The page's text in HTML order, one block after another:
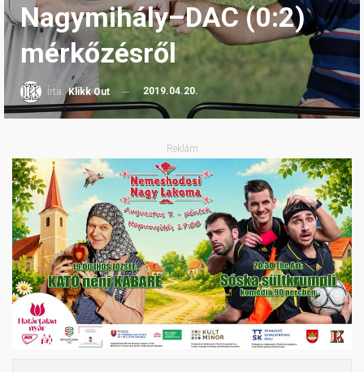
Nagymihály–DAC (0:2)
mérkőzésről
Írta:Klikk Out 2019.04.20.
Reklám